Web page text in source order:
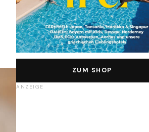
ZUM SHOP
ANZEIGE